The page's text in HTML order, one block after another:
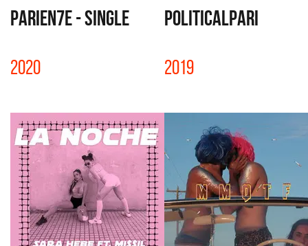
PARIEN7E - SINGLE
2020
POLITICALPARI
2019